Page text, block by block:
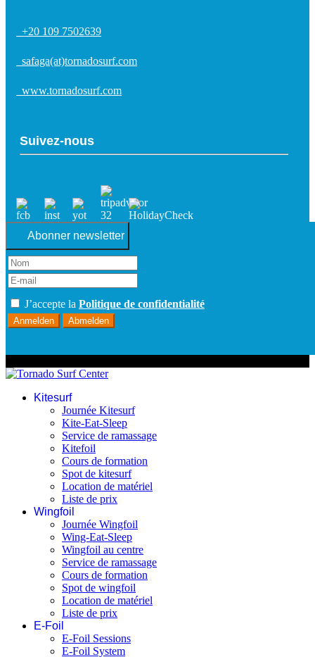
+20 109 7502639
safaga(at)tornadosurf.com
www.tornadosurf.com
Suivez-nous
Abonner newsletter
J’accepte la Politique de confidentialité
Anmelden Abmelden
Kitesurf
Journée Kitesurf
Kite-Eat-Sleep
Service de ramassage
Kitefoil
Cours de formation
Spot de kitesurf
Location de matériel
Liste de prix
Wingfoil
Journée Wingfoil
Wing-Eat-Sleep
Wingfoil au centre
Service de ramassage
Cours de formation
Spot de wingfoil
Location de matériel
Liste de prix
E-Foil
E-Foil Sessions
E-Foil System